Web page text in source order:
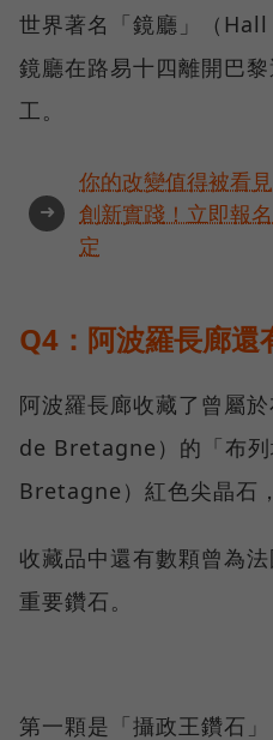
世界著名「鏡廳」（
鏡廳在路易十四離開巴
工。
➜
你的改變值得被看
創新實踐！立即報
定
Q4：阿波羅長廊還
阿波羅長廊收藏了曾屬
de Bretagne）的「布
Bretagne）紅色尖晶石
收藏品中還有數顆曾為
重要鑽石。
第一顆是「攝政王鑽石